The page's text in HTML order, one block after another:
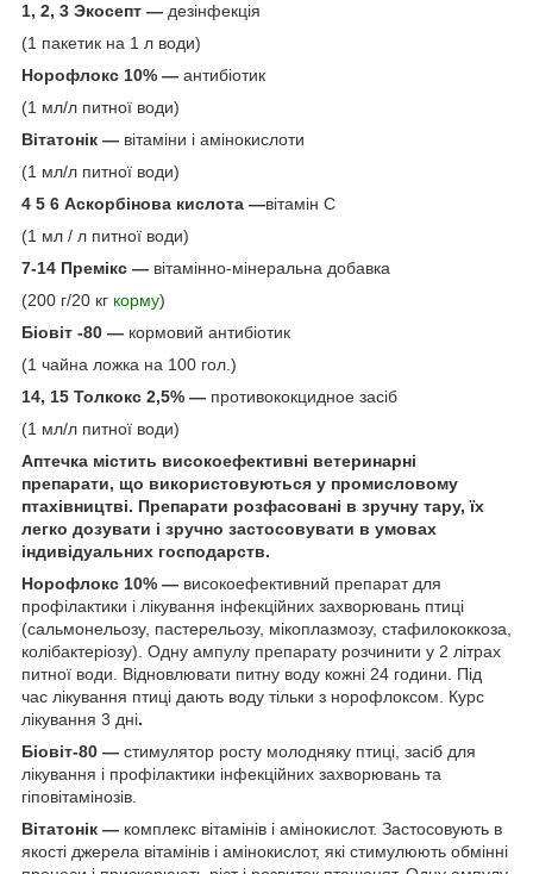
1, 2, 3 Экосепт — дезінфекція
(1 пакетик на 1 л води)
Норофлокс 10% — антибіотик
(1 мл/л питної води)
Вітатонік — вітаміни і амінокислоти
(1 мл/л питної води)
4 5 6 Аскорбінова кислота —вітамін С
(1 мл / л питної води)
7-14 Премікс — вітамінно-мінеральна добавка
(200 г/20 кг корму)
Біовіт -80 — кормовий антибіотик
(1 чайна ложка на 100 гол.)
14, 15 Толкокс 2,5% — противококцидное засіб
(1 мл/л питної води)
Аптечка містить високоефективні ветеринарні
препарати, що використовуються у промисловому
птахівництві. Препарати розфасовані в зручну тару, їх
легко дозувати і зручно застосовувати в умовах
індивідуальних господарств.
Норофлокс 10% — високоефективний препарат для
профілактики і лікування інфекційних захворювань птиці
(сальмонельозу, пастерельозу, мікоплазмозу, стафилококкоза,
колібактеріозу). Одну ампулу препарату розчинити у 2 літрах
питної води. Відновлювати питну воду кожні 24 години. Під
час лікування птиці дають воду тільки з норофлоксом. Курс
лікування 3 дні.
Біовіт-80 — стимулятор росту молодняку птиці, засіб для
лікування і профілактики інфекційних захворювань та
гіповітамінозів.
Вітатонік — комплекс вітамінів і амінокислот. Застосовують в
якості джерела вітамінів і амінокислот, які стимулюють обмінні